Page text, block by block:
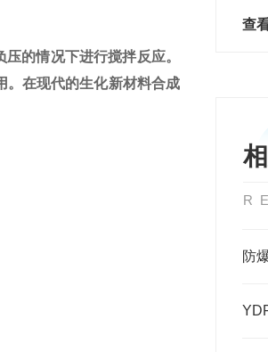
查
的情况下进行搅拌反应。
。在现代的生化新材料合成